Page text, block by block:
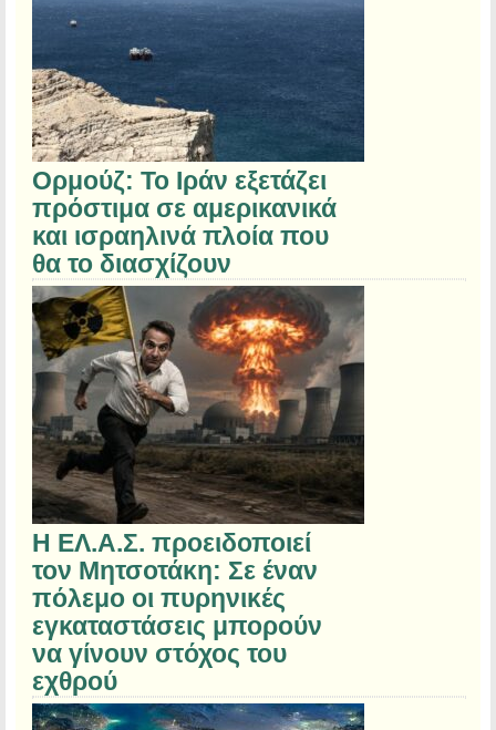
Ορμούζ: Το Ιράν εξετάζει
πρόστιμα σε αμερικανικά
και ισραηλινά πλοία που
θα το διασχίζουν
Η ΕΛ.Α.Σ. προειδοποιεί
τον Μητσοτάκη: Σε έναν
πόλεμο οι πυρηνικές
εγκαταστάσεις μπορούν
να γίνουν στόχος του
εχθρού